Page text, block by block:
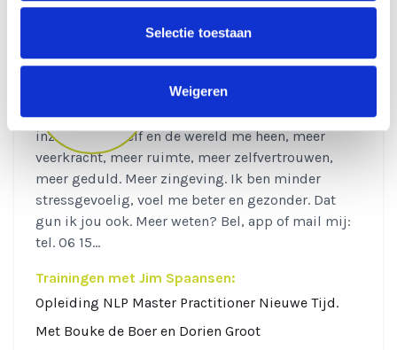
Selectie toestaan
Weigeren
Quote: "Cut the crap." Jim: "NLP en systemisch
werken hebben ongelooflijk veel positieve invloed
gehad in alle contexten van mijn leven. Meer
inzicht in mezelf en de wereld me heen, meer
veerkracht, meer ruimte, meer zelfvertrouwen,
meer geduld. Meer zingeving. Ik ben minder
stressgevoelig, voel me beter en gezonder. Dat
gun ik jou ook. Meer weten? Bel, app of mail mij:
tel. 06 15...
Trainingen met Jim Spaansen:
Opleiding NLP Master Practitioner Nieuwe Tijd.
Met Bouke de Boer en Dorien Groot